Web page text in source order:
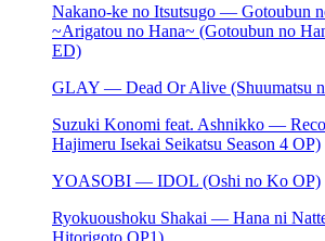
Nakano-ke no Itsutsugo — Gotoubun
~Arigatou no Hana~ (Gotoubun no
ED)
GLAY — Dead Or Alive (Shuumatsu
Suzuki Konomi feat. Ashnikko —
Hajimeru Isekai Seikatsu Season 4 OP)
YOASOBI — IDOL (Oshi no Ko OP)
Ryokuoushoku Shakai — Hana ni
Hitorigoto OP1)